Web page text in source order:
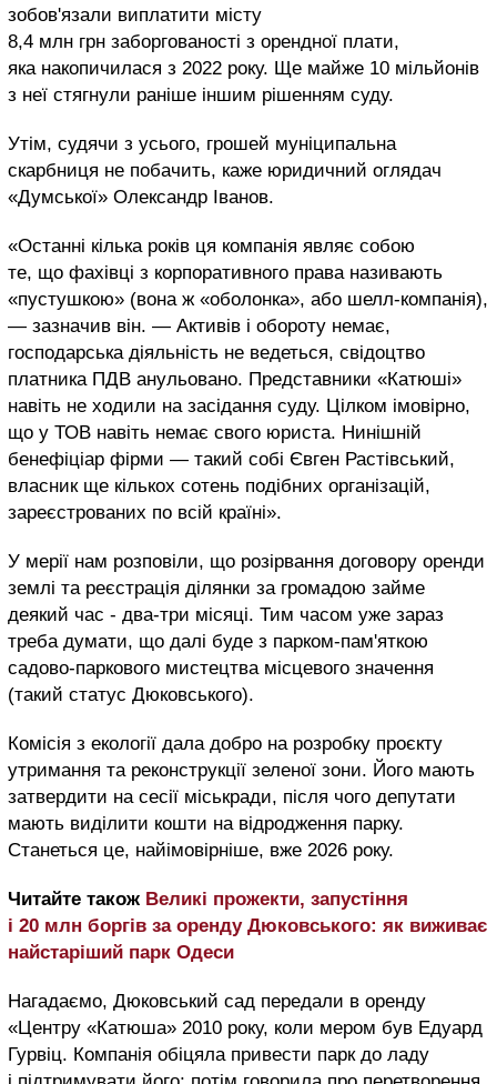
зобов'язали виплатити місту
8,4 млн грн заборгованості з орендної плати,
яка накопичилася з 2022 року. Ще майже 10 мільйонів
з неї стягнули раніше іншим рішенням суду.
Утім, судячи з усього, грошей муніципальна
скарбниця не побачить, каже юридичний оглядач
«Думської» Олександр Іванов.
«Останні кілька років ця компанія являє собою
те, що фахівці з корпоративного права називають
«пустушкою» (вона ж «оболонка», або шелл-компанія),
— зазначив він. — Активів і обороту немає,
господарська діяльність не ведеться, свідоцтво
платника ПДВ анульовано. Представники «Катюші»
навіть не ходили на засідання суду. Цілком імовірно,
що у ТОВ навіть немає свого юриста. Нинішній
бенефіціар фірми — такий собі Євген Растівський,
власник ще кількох сотень подібних організацій,
зареєстрованих по всій країні».
У мерії нам розповіли, що розірвання договору оренди
землі та реєстрація ділянки за громадою займе
деякий час - два-три місяці. Тим часом уже зараз
треба думати, що далі буде з парком-пам'яткою
садово-паркового мистецтва місцевого значення
(такий статус Дюковського).
Комісія з екології дала добро на розробку проєкту
утримання та реконструкції зеленої зони. Його мають
затвердити на сесії міськради, після чого депутати
мають виділити кошти на відродження парку.
Станеться це, найімовірніше, вже 2026 року.
Читайте також Великі прожекти, запустіння
і 20 млн боргів за оренду Дюковського: як виживає
найстаріший парк Одеси
Нагадаємо, Дюковський сад передали в оренду
«Центру «Катюша» 2010 року, коли мером був Едуард
Гурвіц. Компанія обіцяла привести парк до ладу